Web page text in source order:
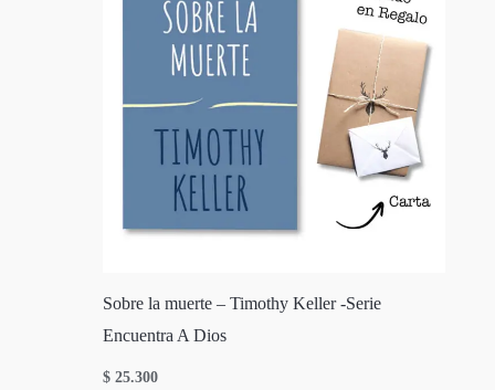
Sobre la muerte – Timothy Keller -Serie
Encuentra A Dios
$ 25.300